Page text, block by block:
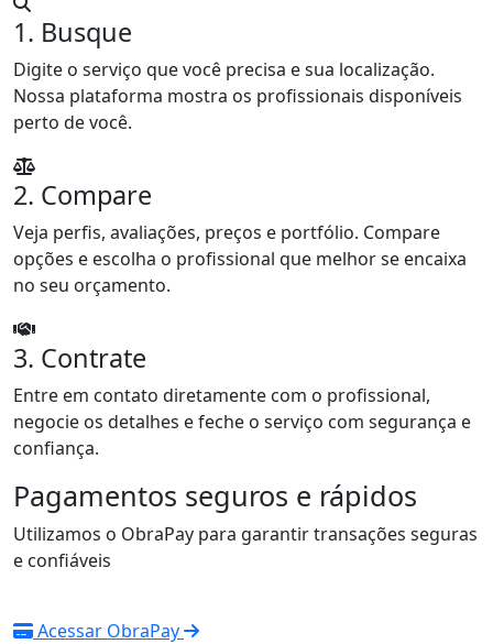
1. Busque
Digite o serviço que você precisa e sua localização.
Nossa plataforma mostra os profissionais disponíveis
perto de você.
2. Compare
Veja perfis, avaliações, preços e portfólio. Compare
opções e escolha o profissional que melhor se encaixa
no seu orçamento.
3. Contrate
Entre em contato diretamente com o profissional,
negocie os detalhes e feche o serviço com segurança e
confiança.
Pagamentos seguros e rápidos
Utilizamos o ObraPay para garantir transações seguras
e confiáveis
Acessar ObraPay